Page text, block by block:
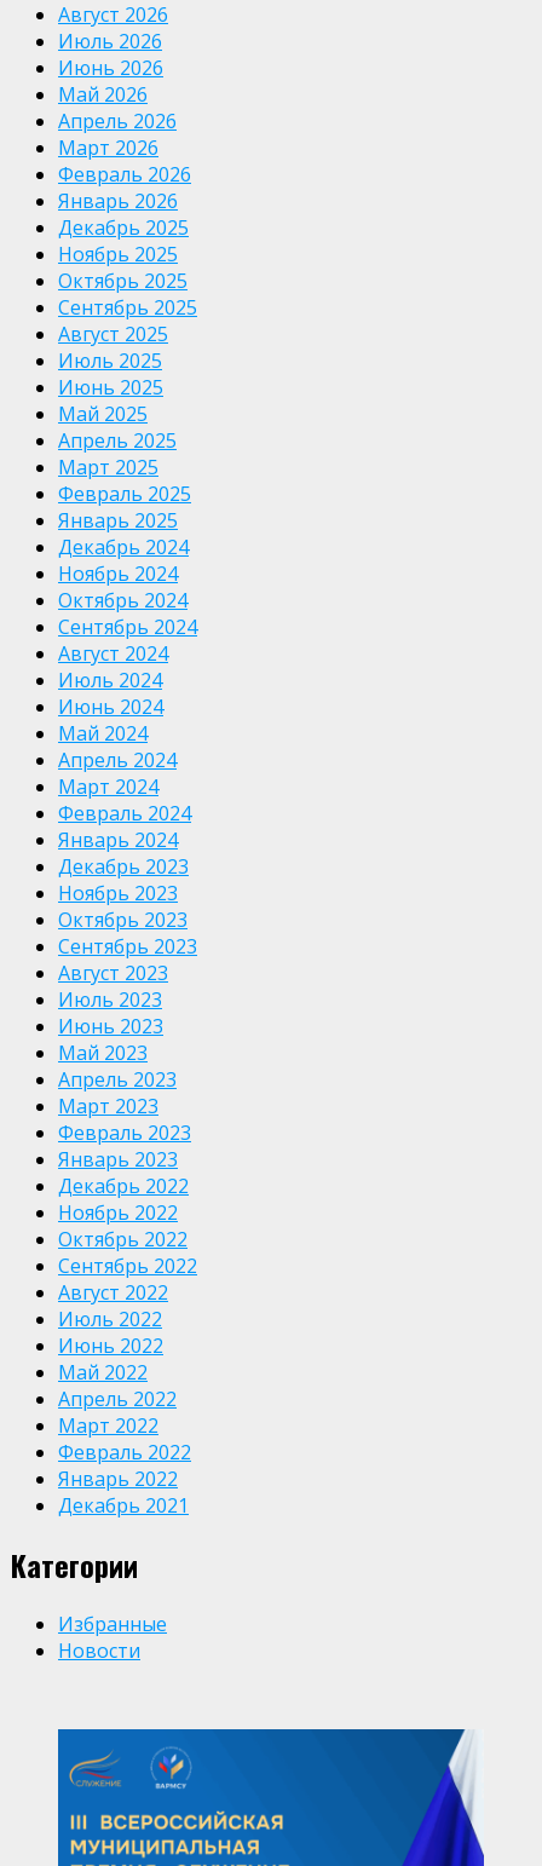
Август 2026
Июль 2026
Июнь 2026
Май 2026
Апрель 2026
Март 2026
Февраль 2026
Январь 2026
Декабрь 2025
Ноябрь 2025
Октябрь 2025
Сентябрь 2025
Август 2025
Июль 2025
Июнь 2025
Май 2025
Апрель 2025
Март 2025
Февраль 2025
Январь 2025
Декабрь 2024
Ноябрь 2024
Октябрь 2024
Сентябрь 2024
Август 2024
Июль 2024
Июнь 2024
Май 2024
Апрель 2024
Март 2024
Февраль 2024
Январь 2024
Декабрь 2023
Ноябрь 2023
Октябрь 2023
Сентябрь 2023
Август 2023
Июль 2023
Июнь 2023
Май 2023
Апрель 2023
Март 2023
Февраль 2023
Январь 2023
Декабрь 2022
Ноябрь 2022
Октябрь 2022
Сентябрь 2022
Август 2022
Июль 2022
Июнь 2022
Май 2022
Апрель 2022
Март 2022
Февраль 2022
Январь 2022
Декабрь 2021
Категории
Избранные
Новости